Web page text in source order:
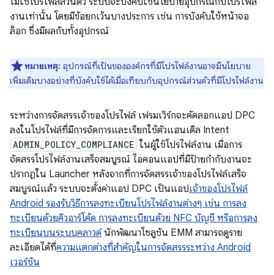
งานเท่านั้น โดยมีข้อยกเว้นบางประการ เช่น การบังคับใช้หน้าจอ
ล็อก ซึ่งมีผลกับทั้งอุปกรณ์
หมายเหตุ: อุปกรณ์ที่เป็นขององค์กรที่มีโปรไฟล์งานอาจมีนโยบาย
เพิ่มเติมบางอย่างที่บังคับใช้ได้เมื่อเทียบกับอุปกรณ์ส่วนตัวที่มีโปรไฟล์งาน
ระหว่างการจัดสรรเจ้าของโปรไฟล์ เฟรมเวิร์กจะคัดลอกแอป DPC
ลงในโปรไฟล์ที่มีการจัดการและเรียกใช้ตัวแฮนเดิล Intent
ADMIN_POLICY_COMPLIANCE ในผู้ใช้โปรไฟล์งาน เมื่อการ
จัดสรรโปรไฟล์งานเสร็จสมบูรณ์ ไอคอนแอปที่มีป้ายกำกับงานจะ
ปรากฏใน Launcher หลังจากที่การจัดสรรเจ้าของโปรไฟล์เสร็จ
สมบูรณ์แล้ว ระบบจะตั้งค่าแอป DPC เป็นแอปเจ้าของโปรไฟล์
Android รองรับวิธีการลงทะเบียนโปรไฟล์งานต่างๆ เช่น การลง
ทะเบียนด้วยคิวอาร์โค้ด การลงทะเบียนด้วย NFC บัญชี หรือการลง
ทะเบียนบนระบบคลาวด์นักพัฒนาโซลูชัน EMM สามารถดูราย
ละเอียดได้ที่ความแตกต่างที่สำคัญในการจัดสรรระหว่าง Android
เวอร์ชัน